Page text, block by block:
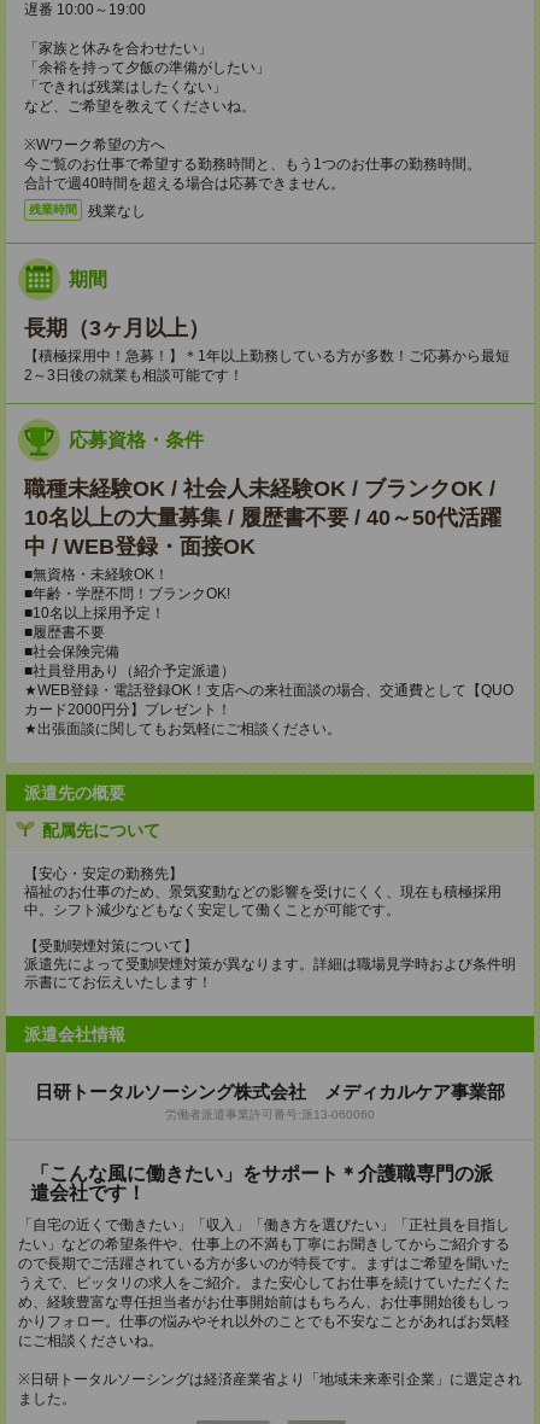
遅番 10:00～19:00
「家族と休みを合わせたい」
「余裕を持って夕飯の準備がしたい」
「できれば残業はしたくない」
など、ご希望を教えてくださいね。
※Wワーク希望の方へ
今ご覧のお仕事で希望する勤務時間と、もう1つのお仕事の勤務時間。
合計で週40時間を超える場合は応募できません。
残業時間 残業なし
期間
長期（3ヶ月以上）
【積極採用中！急募！】＊1年以上勤務している方が多数！ご応募から最短
2～3日後の就業も相談可能です！
応募資格・条件
職種未経験OK / 社会人未経験OK / ブランクOK /
10名以上の大量募集 / 履歴書不要 / 40～50代活躍
中 / WEB登録・面接OK
■無資格・未経験OK！
■年齢・学歴不問！ブランクOK!
■10名以上採用予定！
■履歴書不要
■社会保険完備
■社員登用あり（紹介予定派遣）
★WEB登録・電話登録OK！支店への来社面談の場合、交通費として【QUO
カード2000円分】プレゼント！
★出張面談に関してもお気軽にご相談ください。
派遣先の概要
配属先について
【安心・安定の勤務先】
福祉のお仕事のため、景気変動などの影響を受けにくく、現在も積極採用
中。シフト減少などもなく安定して働くことが可能です。
【受動喫煙対策について】
派遣先によって受動喫煙対策が異なります。詳細は職場見学時および条件明
示書にてお伝えいたします！
派遣会社情報
日研トータルソーシング株式会社 メディカルケア事業部
労働者派遣事業許可番号:派13-060060
「こんな風に働きたい」をサポート＊介護職専門の派
遣会社です！
「自宅の近くで働きたい」「収入」「働き方を選びたい」「正社員を目指し
たい」などの希望条件や、仕事上の不満も丁寧にお聞きしてからご紹介する
ので長期でご活躍されている方が多いのが特長です。まずはご希望を聞いた
うえで、ピッタリの求人をご紹介。また安心してお仕事を続けていただくた
め、経験豊富な専任担当者がお仕事開始前はもちろん、お仕事開始後もしっ
かりフォロー。仕事の悩みやそれ以外のことでも不安なことがあればお気軽
にご相談くださいね。
※日研トータルソーシングは経済産業省より「地域未来牽引企業」に選定され
ました。